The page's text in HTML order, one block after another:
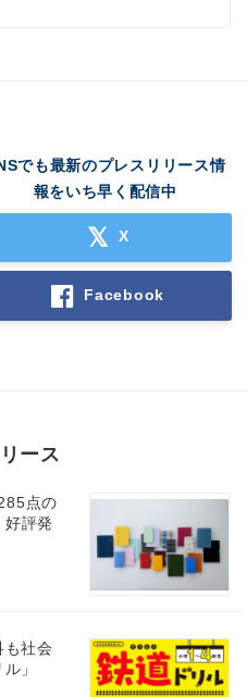
でも最新のプレスリリース情
報をいち早く配信中
X
Facebook
ース
点の
評発
も社会
」